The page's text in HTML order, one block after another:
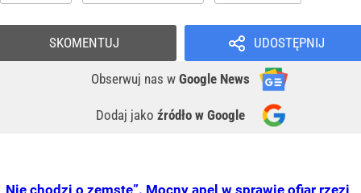
UDOSTĘPNIJ
Obserwuj nas w Google News
Dodaj jako źródło w Google
SKOMENTUJ